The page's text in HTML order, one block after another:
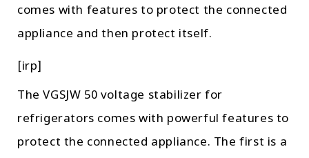
comes with features to protect the connected
appliance and then protect itself.
[irp]
The VGSJW 50 voltage stabilizer for
refrigerators comes with powerful features to
protect the connected appliance. The first is a